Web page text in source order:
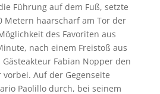
Führung auf dem Fuß, setzte
Metern haarscharf am Tor der
des Favoriten aus
nach einem Freistoß aus
Fabian Nopper den
Auf der Gegenseite
Paolillo durch, bei seinem